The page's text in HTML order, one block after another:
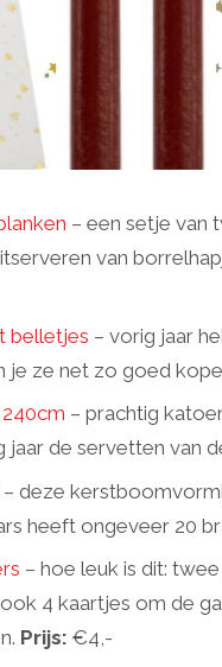
– een setje van
van
belletjes – vorig jaar
je ze net zo goed
– prachtig
jaar de servetten van
– deze
heeft ongeveer 20
– hoe leuk is dit:
4 kaartjes om de
Prijs: €4,-